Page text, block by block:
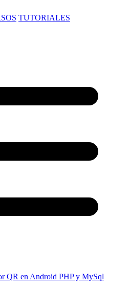
TUTORIALES
QR en Android PHP y MySql